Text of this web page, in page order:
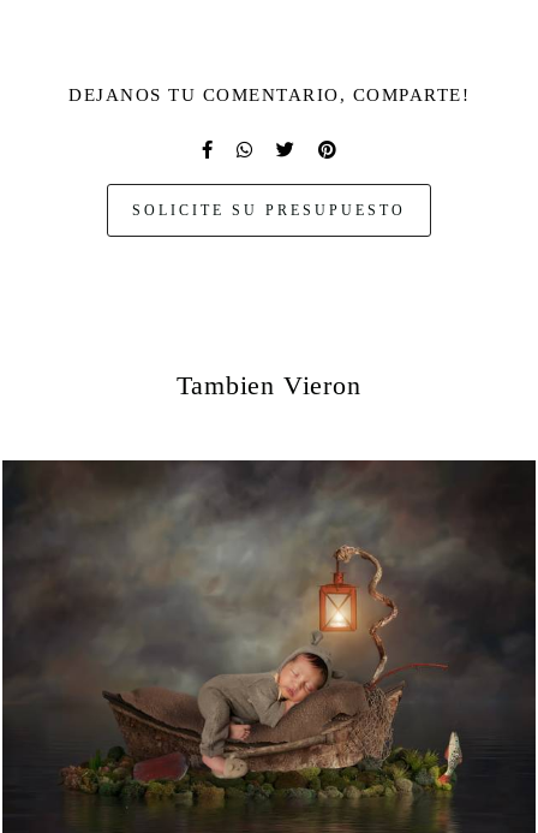
DEJANOS TU COMENTARIO, COMPARTE!
SOLICITE SU PRESUPUESTO
Tambien Vieron
1104 12